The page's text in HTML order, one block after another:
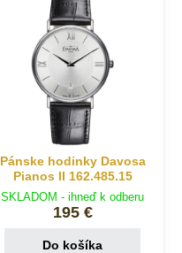
Pánske hodinky Davosa
Pianos II 162.485.15
SKLADOM - ihneď k odberu
195 €
Do košíka